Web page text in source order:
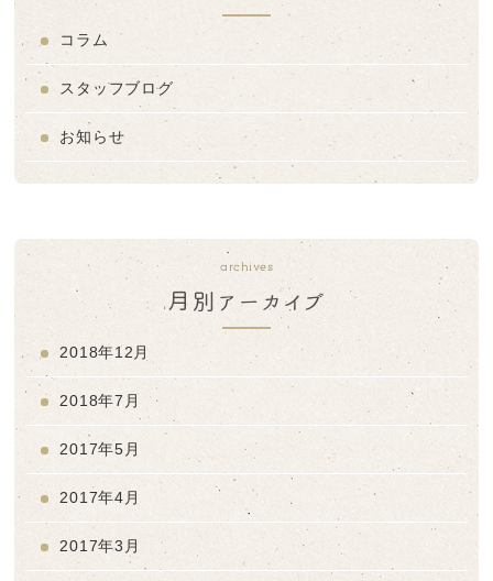
コラム
スタッフブログ
お知らせ
archives
月別アーカイブ
2018年12月
2018年7月
2017年5月
2017年4月
2017年3月